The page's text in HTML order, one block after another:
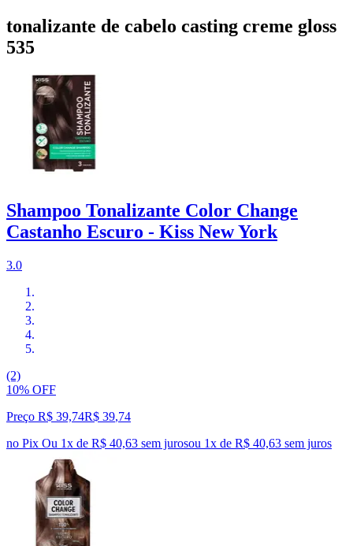
tonalizante de cabelo casting creme gloss
535
Shampoo Tonalizante Color Change
Castanho Escuro - Kiss New York
3.0
(2)
10% OFF
Preço R$ 39,74R$ 39,74
no Pix Ou 1x de R$ 40,63 sem jurosou 1x de R$ 40,63 sem juros